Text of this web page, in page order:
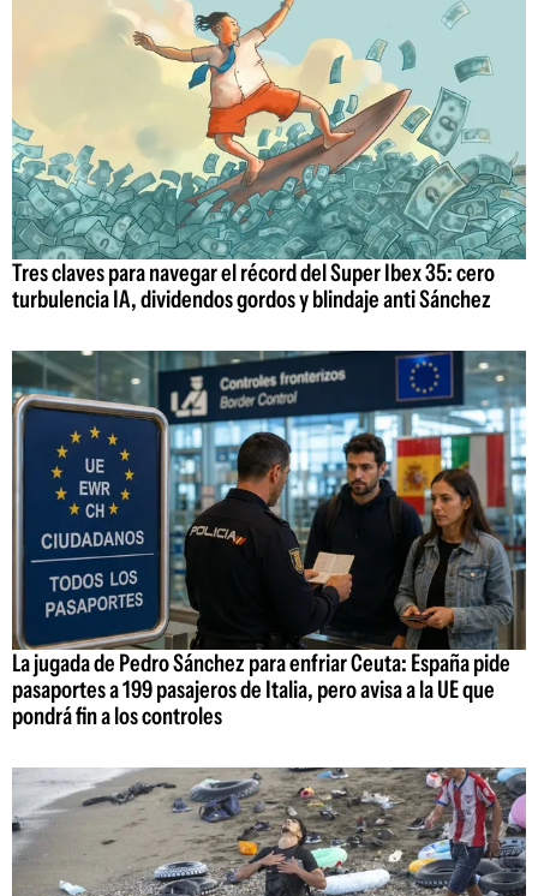
Tres claves para navegar el récord del Super Ibex 35: cero
turbulencia IA, dividendos gordos y blindaje anti Sánchez
La jugada de Pedro Sánchez para enfriar Ceuta: España pide
pasaportes a 199 pasajeros de Italia, pero avisa a la UE que
pondrá fin a los controles